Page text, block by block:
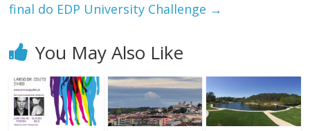
final do EDP University Challenge →
You May Also Like